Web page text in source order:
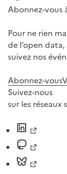
Abonnez-
Pour ne rien
de l’open
suivez nos
Abonnez-vous
Suivez-nous
sur les réseaux